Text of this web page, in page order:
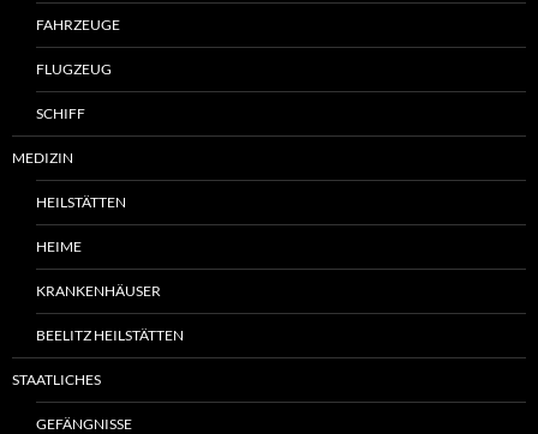
FAHRZEUGE
FLUGZEUG
SCHIFF
MEDIZIN
HEILSTÄTTEN
HEIME
KRANKENHÄUSER
BEELITZ HEILSTÄTTEN
STAATLICHES
GEFÄNGNISSE